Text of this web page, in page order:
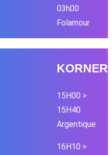
03h00
Folamour
KORNER
15H00 >
15H40
Argentique
16H10 >